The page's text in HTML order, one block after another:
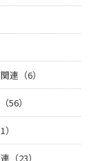
連（6）
56）
（23）